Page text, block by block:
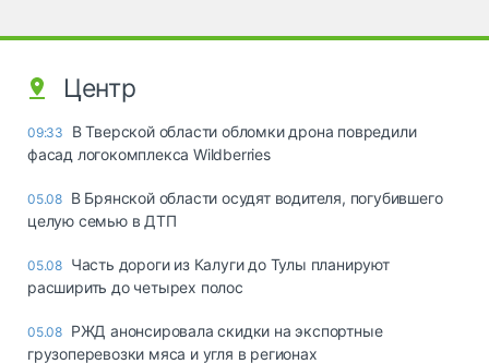
Центр
09:33
В Тверской области обломки дрона повредили
фасад логокомплекса Wildberries
05.08 В Брянской области осудят водителя, погубившего
целую семью в ДТП
05.08 Часть дороги из Калуги до Тулы планируют
расширить до четырех полос
05.08 РЖД анонсировала скидки на экспортные
грузоперевозки мяса и угля в регионах